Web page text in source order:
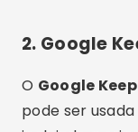
2. Google
O Google Keep
pode ser